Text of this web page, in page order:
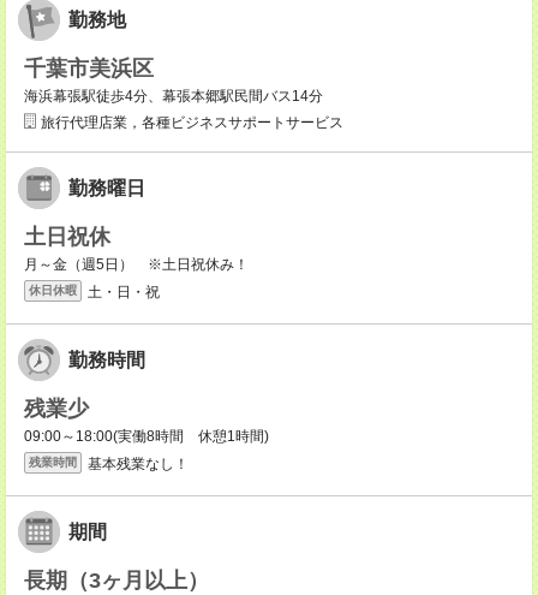
勤務地
千葉市美浜区
海浜幕張駅徒歩4分、幕張本郷駅民間バス14分
旅行代理店業，各種ビジネスサポートサービス
勤務曜日
土日祝休
月～金（週5日） ※土日祝休み！
休日休暇 土・日・祝
勤務時間
残業少
09:00～18:00(実働8時間 休憩1時間)
残業時間 基本残業なし！
期間
長期（3ヶ月以上）